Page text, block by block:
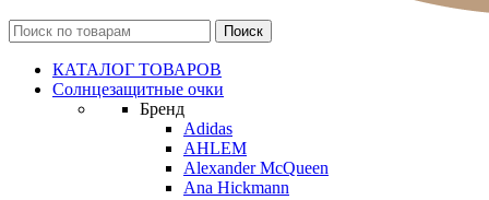
КАТАЛОГ ТОВАРОВ
Солнцезащитные очки
Бренд
Adidas
AHLEM
Alexander McQueen
Ana Hickmann